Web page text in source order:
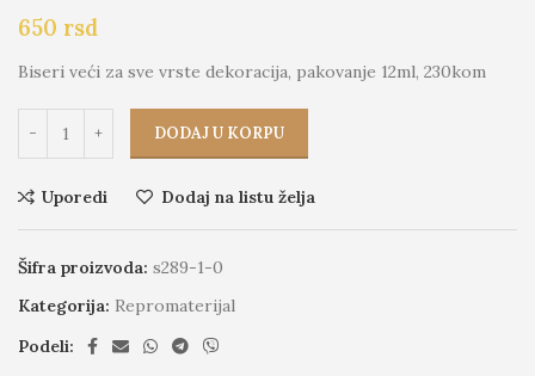
650 rsd
Biseri veći za sve vrste dekoracija, pakovanje 12ml, 230kom
DODAJ U KORPU
Uporedi Dodaj na listu želja
Šifra proizvoda: s289-1-0
Kategorija: Repromaterijal
Podeli: